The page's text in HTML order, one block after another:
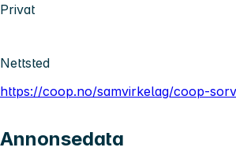
Privat
Nettsted
https://coop.no/samvirkelag/coop-
Annonsedata